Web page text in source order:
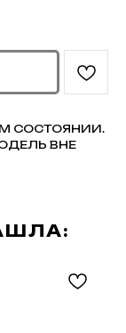
СОСТОЯНИИ.
ВНЕ